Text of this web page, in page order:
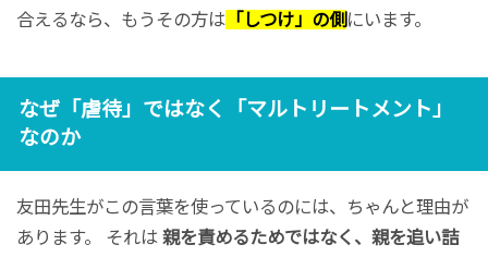
合えるなら、もうその方は 「しつけ」の側 にいます。
なぜ「虐待」ではなく「マルトリートメント」
なのか
友田先生がこの言葉を使っているのには、ちゃんと理由が
あります。 それは 親を責めるためではなく、親を追い詰